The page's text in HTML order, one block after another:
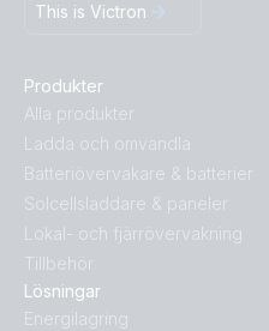
This is Victron
Produkter
Alla produkter
Ladda och omvandla
Batteriövervakare & batterier
Solcellsladdare & paneler
Lokal- och fjärrövervakning
Tillbehör
Lösningar
Energilagring